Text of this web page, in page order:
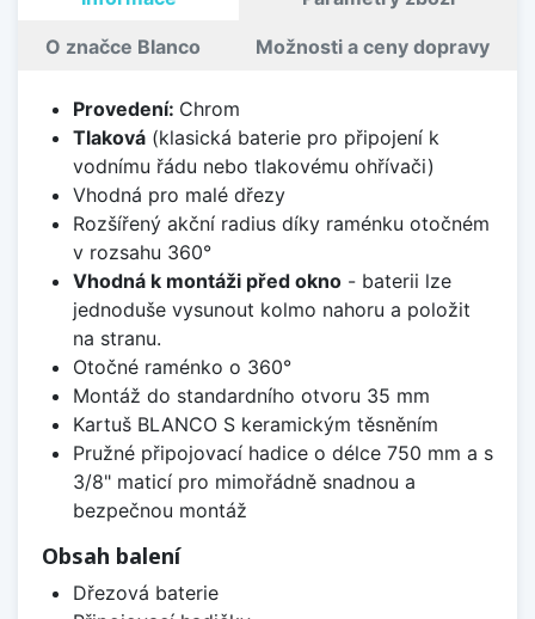
O značce Blanco Možnosti a ceny dopravy
Provedení: Chrom
Tlaková(klasická baterie pro připojení k
vodnímu řádu nebo tlakovému ohřívači)
Vhodná pro malé dřezy
Rozšířený akční radius díky raménku otočném
v rozsahu 360°
Vhodná k montáži před okno- baterii lze
jednoduše vysunout kolmo nahoru a položit
na stranu.
Otočné raménko o 360°
Montáž do standardního otvoru 35 mm
Kartuš BLANCO S keramickým těsněním
Pružné připojovací hadice o délce 750 mm a s
3/8" maticí pro mimořádně snadnou a
bezpečnou montáž
Obsah balení
Dřezová baterie